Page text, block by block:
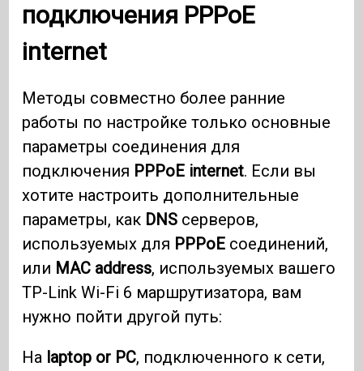
подключения PPPoE
internet
Методы совместно более ранние
работы по настройке только основные
параметры соединения для
подключения PPPoE internet. Если вы
хотите настроить дополнительные
параметры, как DNS серверов,
используемых для PPPoE соединений,
или MAC address, используемых вашего
TP-Link Wi-Fi 6 маршрутизатора, вам
нужно пойти другой путь:
На laptop or PC, подключенного к сети,